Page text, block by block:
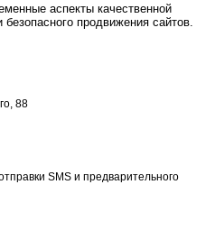
аспекты качественной
безопасного продвижения сайтов.
88
SMS и предварительного